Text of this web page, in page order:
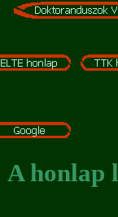
A honlap